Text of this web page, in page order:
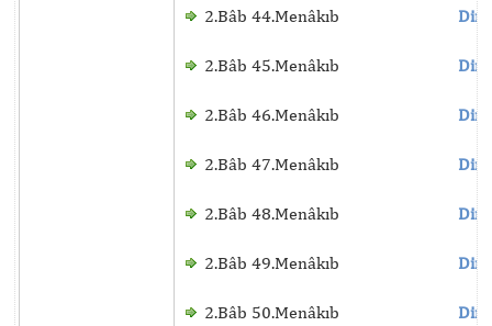
2.Bâb 44.Menâkıb
2.Bâb 45.Menâkıb
2.Bâb 46.Menâkıb
2.Bâb 47.Menâkıb
2.Bâb 48.Menâkıb
2.Bâb 49.Menâkıb
2.Bâb 50.Menâkıb